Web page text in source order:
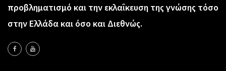
προβληματισμό και την εκλαΐκευση της γνώσης τόσο
στην Ελλάδα και όσο και Διεθνώς.